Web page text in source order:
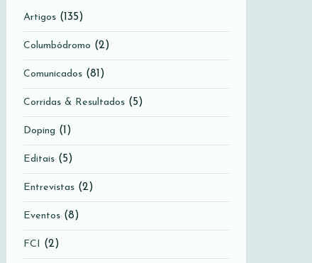
Artigos (135)
Columbódromo (2)
Comunicados (81)
Corridas & Resultados (5)
Doping (1)
Editais (5)
Entrevistas (2)
Eventos (8)
FCI (2)